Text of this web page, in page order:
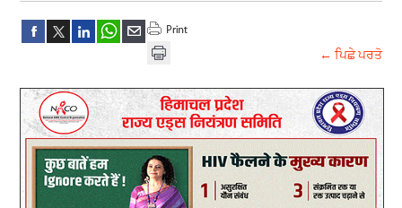
← ਪਿਛੇ ਪਰਤੋ